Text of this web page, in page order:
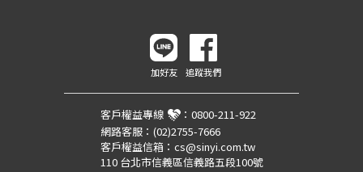
加好友 追蹤我們
客戶權益專線 ： 0800-211-922
網路客服： (02)2755-7666
客戶權益信箱： cs@sinyi.com.tw
110 台北市信義區信義路五段100號